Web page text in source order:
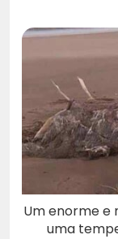
Um enorme e
uma